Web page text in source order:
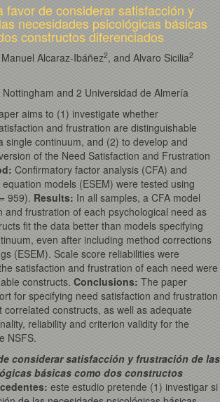
favor de considerar satisfacción y
necesidades psicológicas básicas
constructos diferenciados
Alcaraz-Ibáñez2, and Alvaro Sicilia2
Nottingham and 2 Universidad de Almería
aims to (1) investigate whether
and frustration are distinguishable
single continuum, and (2) to develop and
of the Need Satisfaction and Frustration
Confirmatory factor analysis (CFA) and
models (ESEM) were tested using
959). Results: In all samples, a CFA model
and frustration of each psychological need as
fit the data better than models specifying
even after including method corrections
(ESEM). Scale score reliabilities were
satisfaction and frustration of each need were
constructs. Conclusions: The paper
for specifying need satisfaction and frustration
correlated constructs, as well as adequate
reliability and criterion validity for the
NSFS.
considerar satisfacción y frustración de las
básicas como dos constructos
este estudio pretende (1) investigar si